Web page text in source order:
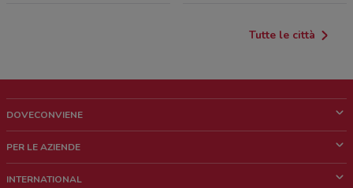
Tutte le città
DOVECONVIENE
Chi siamo
PER LE AZIENDE
INTERNATIONAL